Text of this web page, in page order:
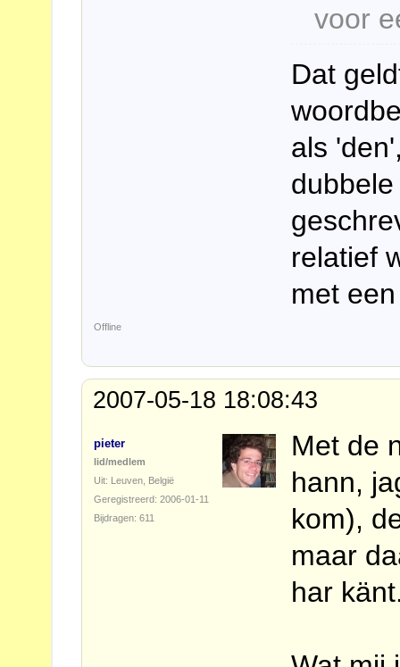
voor
Dat
als
relatief
met
Offline
2007-05-18 18:08:43
pieter
lid/medlem
Uit: Leuven, België
Geregistreerd: 2006-01-11
Bijdragen: 611
Met de
hann,
kom),
maar
har